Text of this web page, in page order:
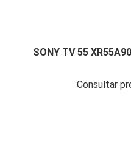
SONY TV 55
Consultar